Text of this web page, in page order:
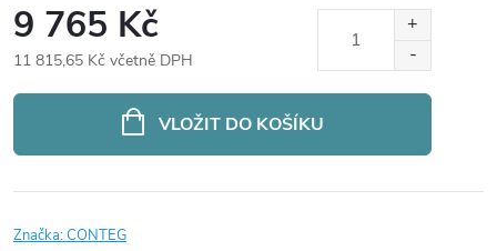
9 765 Kč
11 815,65 Kč včetně DPH
VLOŽIT DO KOŠÍKU
Značka:CONTEG